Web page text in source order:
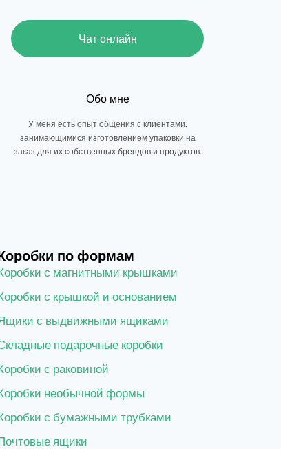
Чат онлайн
Обо мне
У меня есть опыт общения с клиентами,
занимающимися изготовлением упаковки на
заказ для их собственных брендов и продуктов.
по формам
с магнитными крышками
с крышкой и основанием
с выдвижными ящиками
подарочные коробки
с раковиной
необычной формы
с бумажными трубками
ящики